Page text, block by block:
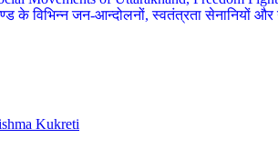
के विभिन्न जन-आन्दोलनों, स्वतंत्रता सेनानियों
Kukreti